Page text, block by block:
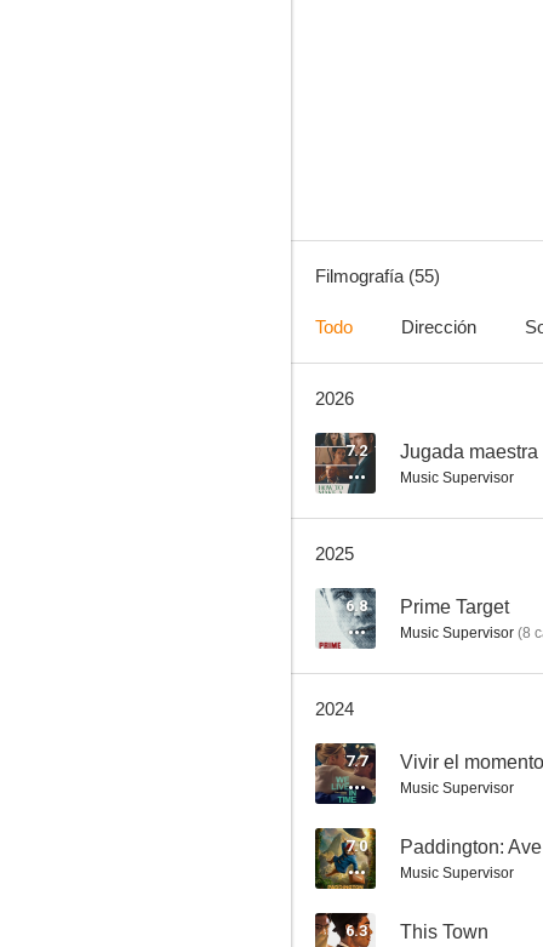
Definitivamente, quizás
Filmografía (55)
Todo Dirección
2026
7.2 Jugada maestra
Music Supervisor
2025
6.8 Prime Target
Music Supervisor (8
2024
7.7 Vivir el momento
Music Supervisor
7.0 Paddington:
Music Supervisor
6.3 This Town